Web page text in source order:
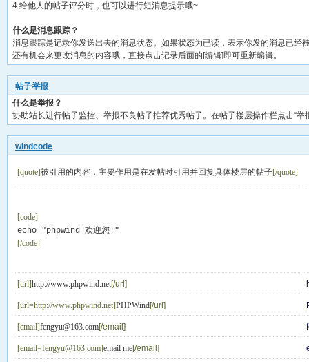
4.给他人的帖子评分时，也可以进行短消息提示哦~
什么是消息跟踪？
消息跟踪是记录你发送出去的消息状态。如果状态为已读，表示你发的消息已
还有机会来更改消息的内容哦，直接点击记录后面的[编辑]即可重新编辑。
帖子举报
什么是举报？
协助站长进行帖子监控、举报不良帖子推荐优秀帖子。在帖子楼层操作栏点击“
windcode
[quote]被引用的内容，主要作用是在发帖时引用并回复具体楼层的帖子[/quote]
[code]
echo "phpwind 欢迎您!"
[/code]
[url]http://www.phpwind.net[/url]
[url=http://www.phpwind.net]PHPWind[/url]
[email]fengyu@163.com[/email]
[email=fengyu@163.com]email me[/email]